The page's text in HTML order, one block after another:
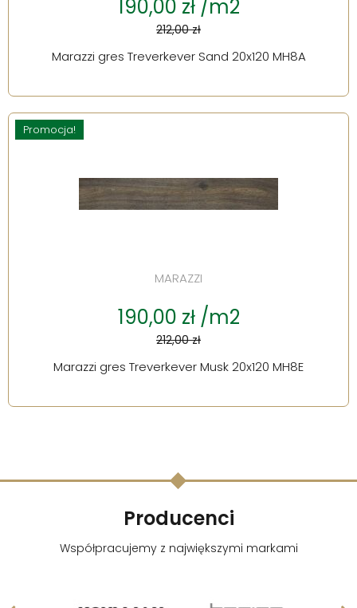
190,00 zł /m2
212,00 zł
Marazzi gres Treverkever Sand 20x120 MH8A
Promocja!
MARAZZI
190,00 zł /m2
212,00 zł
Marazzi gres Treverkever Musk 20x120 MH8E
Producenci
Współpracujemy z największymi markami